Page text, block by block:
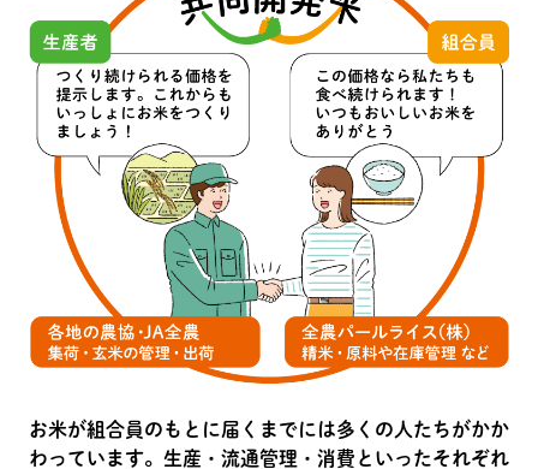
お米が組合員のもとに届くまでには多くの人たちがかか
わっています。生産・流通管理・消費といったそれぞれ